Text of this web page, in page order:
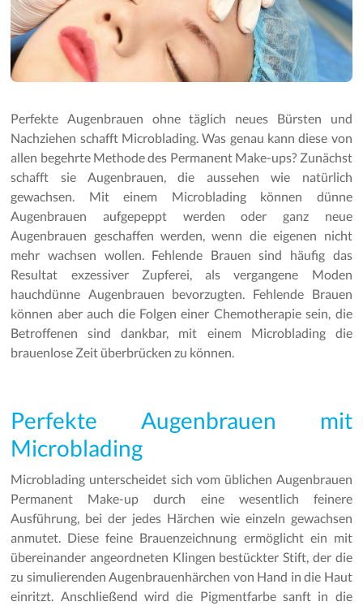
Perfekte Augenbrauen ohne täglich neues Bürsten und
Nachziehen schafft Microblading. Was genau kann diese von
allen begehrte Methode des Permanent Make-ups? Zunächst
schafft sie Augenbrauen, die aussehen wie natürlich
gewachsen. Mit einem Microblading können dünne
Augenbrauen aufgepeppt werden oder ganz neue
Augenbrauen geschaffen werden, wenn die eigenen nicht
mehr wachsen wollen. Fehlende Brauen sind häufig das
Resultat exzessiver Zupferei, als vergangene Moden
hauchdünne Augenbrauen bevorzugten. Fehlende Brauen
können aber auch die Folgen einer Chemotherapie sein, die
Betroffenen sind dankbar, mit einem Microblading die
brauenlose Zeit überbrücken zu können.
Perfekte Augenbrauen mit
Microblading
Microblading unterscheidet sich vom üblichen Augenbrauen
Permanent Make-up durch eine wesentlich feinere
Ausführung, bei der jedes Härchen wie einzeln gewachsen
anmutet. Diese feine Brauenzeichnung ermöglicht ein mit
übereinander angeordneten Klingen bestückter Stift, der die
zu simulierenden Augenbrauenhärchen von Hand in die Haut
einritzt. Anschließend wird die Pigmentfarbe sanft in die